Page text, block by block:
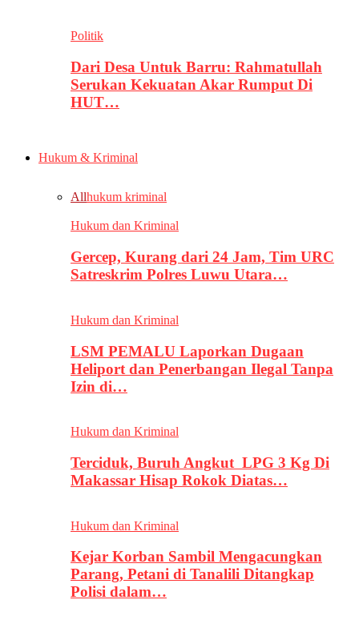
Politik
Dari Desa Untuk Barru: Rahmatullah
Serukan Kekuatan Akar Rumput Di
HUT…
Hukum & Kriminal
Allhukum kriminal
Hukum dan Kriminal
Gercep, Kurang dari 24 Jam, Tim URC
Satreskrim Polres Luwu Utara…
Hukum dan Kriminal
LSM PEMALU Laporkan Dugaan
Heliport dan Penerbangan Ilegal Tanpa
Izin di…
Hukum dan Kriminal
Terciduk, Buruh Angkut LPG 3 Kg Di
Makassar Hisap Rokok Diatas…
Hukum dan Kriminal
Kejar Korban Sambil Mengacungkan
Parang, Petani di Tanalili Ditangkap
Polisi dalam…